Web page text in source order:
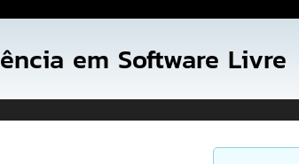
em Software Livre